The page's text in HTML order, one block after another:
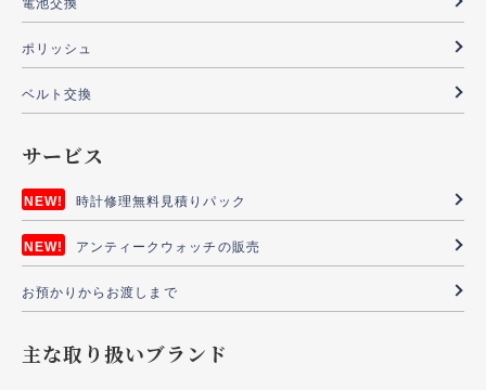
電池交換
ポリッシュ
ベルト交換
サービス
時計修理無料見積りパック
アンティークウォッチの販売
お預かりからお渡しまで
主な取り扱いブランド